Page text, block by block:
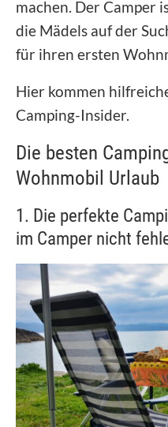
machen. Der Camper
die Mädels auf der
für ihren ersten
Hier kommen
Camping-Insider.
Die besten
Wohnmobil Urlaub
1. Die perfekte
im Camper nicht